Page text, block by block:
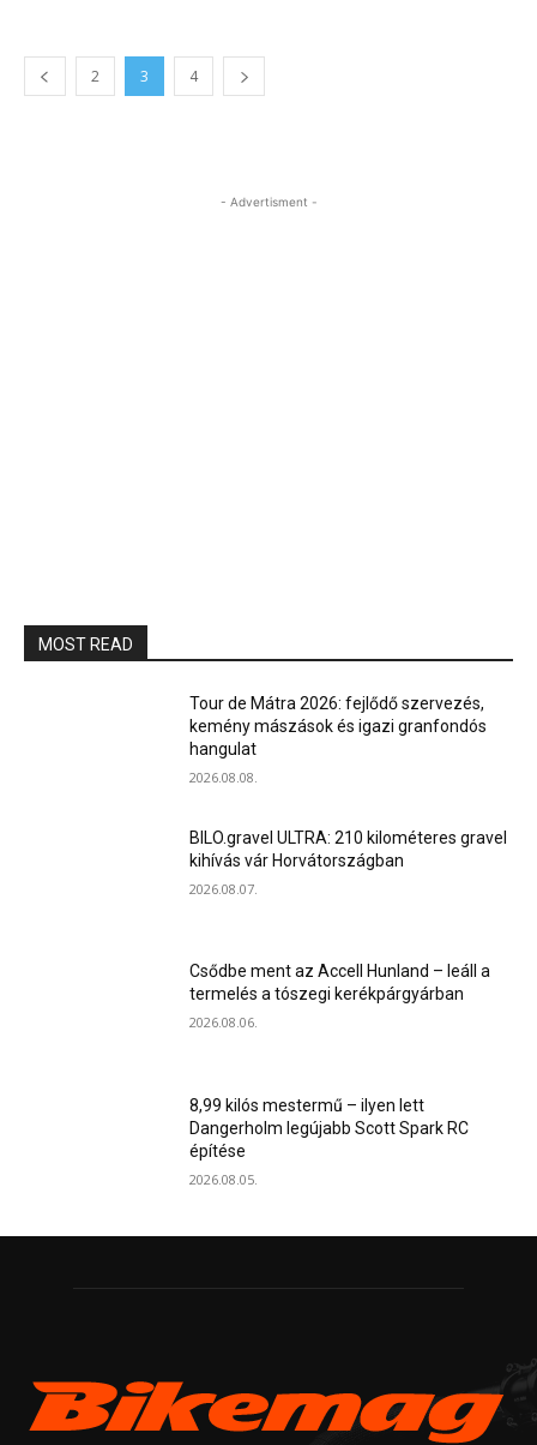
2 3 4
- Advertisment -
MOST READ
Tour de Mátra 2026: fejlődő szervezés,
kemény mászások és igazi granfondós
hangulat
2026.08.08.
BILO.gravel ULTRA: 210 kilométeres gravel
kihívás vár Horvátországban
2026.08.07.
Csődbe ment az Accell Hunland – leáll a
termelés a tószegi kerékpárgyárban
2026.08.06.
8,99 kilós mestermű – ilyen lett
Dangerholm legújabb Scott Spark RC
építése
2026.08.05.